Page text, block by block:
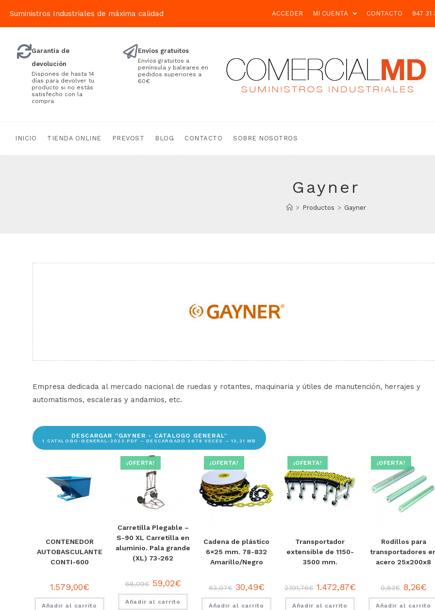
Suministros Industriales de máxima calidad ACCEDER MI CUENTA CONTACTO 947 31
Garantía de
devolución
Dispones de hasta 14
días para devolver tu
producto si no estás
satisfecho con la
compra
Envíos gratuitos
Envíos gratuitos a
península y baleares en
pedidos superiores a
60€
INICIO TIENDA ONLINE PREVOST BLOG CONTACTO SOBRE NOSOTROS
Gayner
> Productos > Gayner
Empresa dedicada al mercado nacional de ruedas y rotantes, maquinaria y útiles de manutención, herrajes y
automatismos, escaleras y andamios, etc.
DESCARGAR “GAYNER - CATALOGO GENERAL”
1.CATALOGO-GENERAL-2023.PDF – DESCARGADO 2678 VECES – 13,21 MB
CONTENEDOR
AUTOBASCULANTE
CONTI-600
1.579,00€
Añadir al carrito
¡OFERTA!
Carretilla Plegable –
S-90 XL Carretilla en
aluminio. Pala grande
(XL) 73-262
68,09€ 59,02€
Añadir al carrito
¡OFERTA!
Cadena de plástico
6×25 mm. 78-832
Amarillo/Negro
63,07€ 30,49€
Añadir al carrito
¡OFERTA!
Transportador
extensible de 1150-
3500 mm.
2.191,76€ 1.472,87€
Añadir al carrito
¡OFERTA!
Rodillos para
transportadores
acero 25x200x8
9,83€ 8,26€
Añadir al carrito